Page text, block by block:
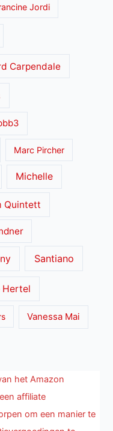
Jordi
Carpendale
Marc Pircher
Michelle
Quintett
Santiano
Hertel
Vanessa Mai
het Amazon
affiliate
om een manier te